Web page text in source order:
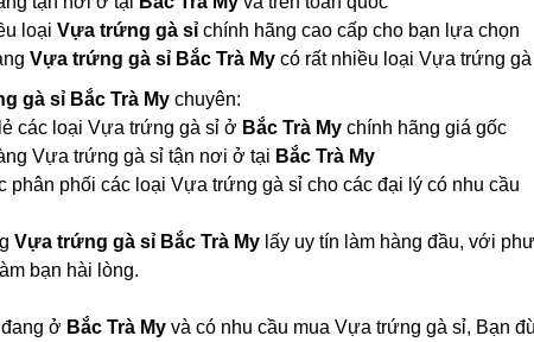
loại Vựa trứng gà sỉchính hãng cao cấp cho bạn lựa chọn
Vựa trứng gà sỉ Bắc Trà Mycó rất nhiều loại Vựa trứng
gà sỉ Bắc Trà My chuyên:
các loại Vựa trứng gà sỉ ở Bắc Trà Mychính hãng giá gốc
Vựa trứng gà sỉ tận nơi ở tại Bắc Trà My
phân phối các loại Vựa trứng gà sỉ cho các đại lý có nhu cầu
Vựa trứng gà sỉ Bắc Trà Mylấy uy tín làm hàng đầu, với
bạn hài lòng.
ở Bắc Trà Myvà có nhu cầu mua Vựa trứng gà sỉ, Bạn